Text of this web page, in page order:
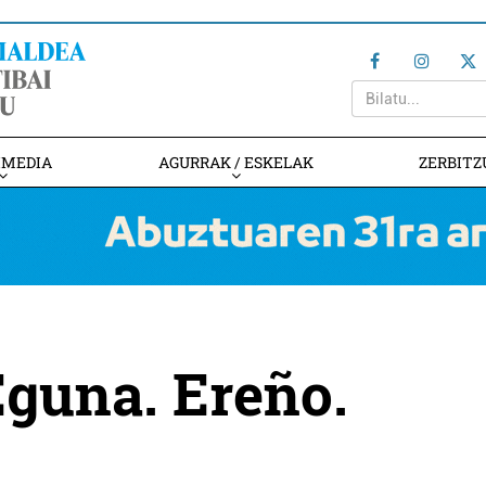
AGURRAK / ESKELAK
Ereño.